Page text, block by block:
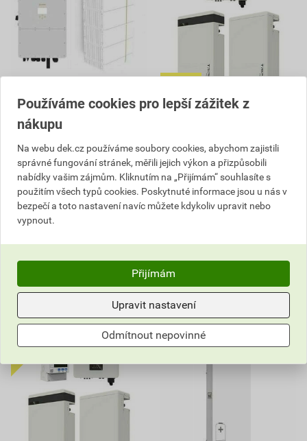
Set hybridního střídače
Ledvance LHT-12K F1 a
baterií LES-HV12 kWh F1
229 535,63Kč
cena za ks s DPH
Na poptávku
Poptat
229 535,63 Kč celkem s DPH
Set hybridního střídače
Solax 10 kW a baterie Triple
145 367,66 Kč
132 793,12Kč
cena za ks s DPH
Na poptávku
Poptat
132 793,12 Kč celkem s DPH
Používáme cookies pro lepší zážitek z
nákupu
Na webu dek.cz používáme soubory cookies, abychom zajistili
správné fungování stránek, měřili jejich výkon a přizpůsobili
nabídky vašim zájmům. Kliknutím na „Přijímám“ souhlasíte s
použitím všech typů cookies. Poskytnuté informace jsou u nás v
bezpečí a toto nastavení navíc můžete kdykoliv upravit nebo
vypnout.
Přijímám
Upravit nastavení
Odmítnout nepovinné